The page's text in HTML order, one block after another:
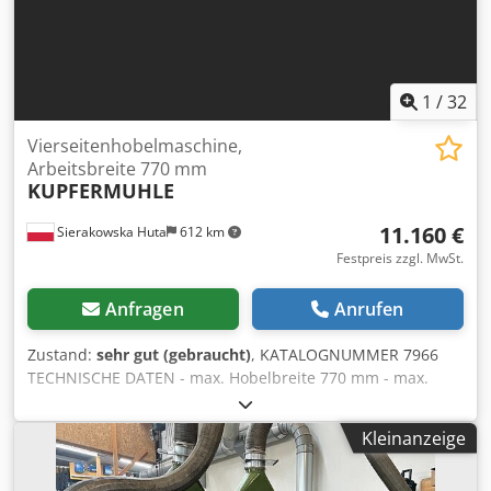
1 /32
Sierakowska Huta 612 km
Vierseitenhobelmaschine,
Arbeitsbreite 770 mm
KUPFERMUHLE
11.160 €
Festpreis zzgl. MwSt.
Anfragen Anrufen
Zustand: sehr gut (gebraucht), KATALOGNUMMER 7966
TECHNISCHE DATEN - max. Hobelbreite 770 mm - max.
Hobelhöhe zweiseitig 200 mm - elektrische
Tischverstellung (oben/unten) - max. Hobelhöhe vierseitig
180 mm – oben: • Einzugswelle, gezahnt •
Rückschlagsicherungen • Andruck • 2 gezahnte Ziehwellen
Kleinanzeige